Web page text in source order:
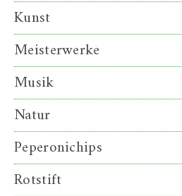
Kunst
Meisterwerke
Musik
Natur
Peperonichips
Rotstift